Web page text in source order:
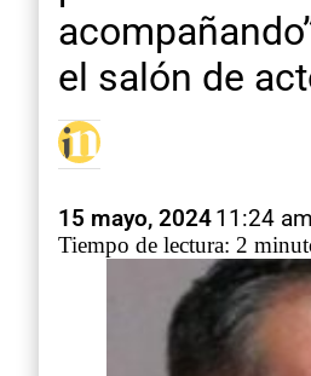
el salón de
15 mayo, 202411:24 am
Tiempo de lectura: 2